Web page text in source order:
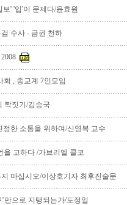
' '입'이 문제다/윤효원
수사 - 금권 천하
, 종교계 7인모임
짝짓기/김승국
정한 소통을 위하여/신영복 교수
을 고하다 /가브리엘 콜코
마십시오/이상호기자 최후진술문
만으로 지탱되는가/도정일